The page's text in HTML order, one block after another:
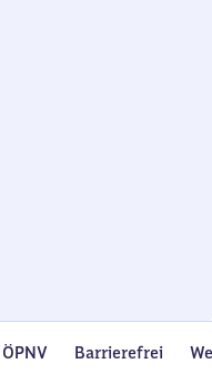
ÖPNV Barrierefrei